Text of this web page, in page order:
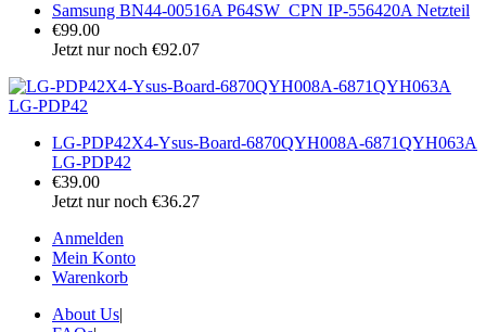
Samsung BN44-00516A P64SW_CPN IP-556420A Netzteil
€99.00
Jetzt nur noch €92.07
LG-PDP42X4-Ysus-Board-6870QYH008A-6871QYH063A
LG-PDP42
€39.00
Jetzt nur noch €36.27
Anmelden
Mein Konto
Warenkorb
About Us|